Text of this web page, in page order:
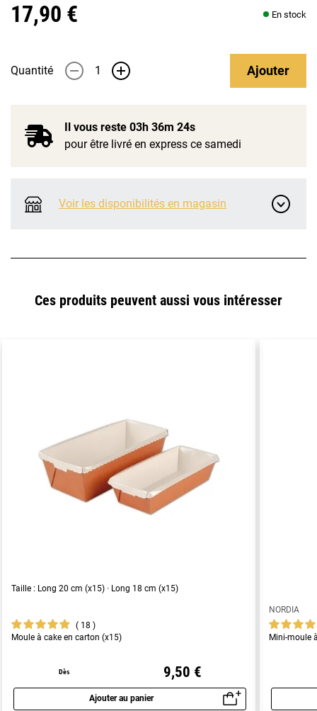
17,90 € En stock
Quantité - + Ajouter
Il vous reste 03h 36m 23s
pour être livré en express ce samedi
Voir les disponibilités en magasin
Ces produits peuvent aussi vous intéresser
Taille : Long 20 cm (x15) · Long 18 cm (x15)
18
Moule à cake en carton (x15)
Dès 9,50 €
Ajouter au panier
Aperçu rapide
NORDIA
Mini-moule